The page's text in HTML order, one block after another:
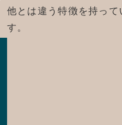
他とは違う特徴を持っ
す。